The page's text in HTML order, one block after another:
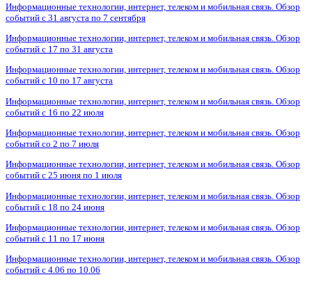
Информационные технологии, интернет, телеком и мобильная связь. Обзор
событий с 31 августа по 7 сентября
Информационные технологии, интернет, телеком и мобильная связь. Обзор
событий с 17 по 31 августа
Информационные технологии, интернет, телеком и мобильная связь. Обзор
событий с 10 по 17 августа
Информационные технологии, интернет, телеком и мобильная связь. Обзор
событий с 16 по 22 июля
Информационные технологии, интернет, телеком и мобильная связь. Обзор
событий со 2 по 7 июля
Информационные технологии, интернет, телеком и мобильная связь. Обзор
событий с 25 июня по 1 июля
Информационные технологии, интернет, телеком и мобильная связь. Обзор
событий с 18 по 24 июня
Информационные технологии, интернет, телеком и мобильная связь. Обзор
событий с 11 по 17 июня
Информационные технологии, интернет, телеком и мобильная связь. Обзор
событий с 4.06 по 10.06